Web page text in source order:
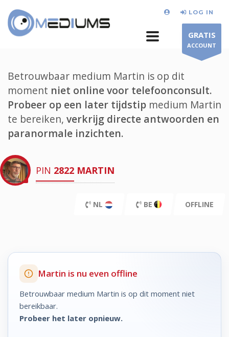
LOG IN
GRATIS
ACCOUNT
Betrouwbaar medium Martin is op dit
moment niet online voor telefoonconsult.
Probeer op een later tijdstip medium Martin
te bereiken, verkrijg directe antwoorden en
paranormale inzichten.
PIN 2822 MARTIN
NL BE OFFLINE
Martin is nu even offline
Betrouwbaar medium Martin is op dit moment niet
bereikbaar.
Probeer het later opnieuw.